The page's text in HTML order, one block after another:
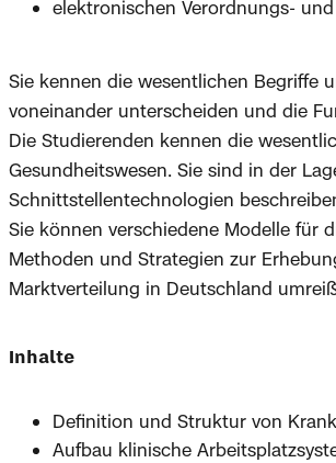
elektronischen Verordnungs-
Sie kennen die wesentlichen Begriffe
voneinander unterscheiden und die
Die Studierenden kennen die
Gesundheitswesen. Sie sind in der
Schnittstellentechnologien
Sie können verschiedene Modelle für
Methoden und Strategien zur
Marktverteilung in Deutschland
Inhalte
Definition und Struktur von
Aufbau klinische